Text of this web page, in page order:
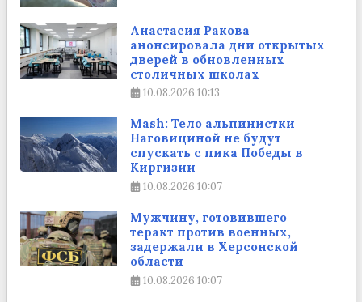
Анастасия Ракова
анонсировала дни открытых
дверей в обновленных
столичных школах
10.08.2026 10:13
Mash: Тело альпинистки
Наговициной не будут
спускать с пика Победы в
Киргизии
10.08.2026 10:07
Мужчину, готовившего
теракт против военных,
задержали в Херсонской
области
10.08.2026 10:07